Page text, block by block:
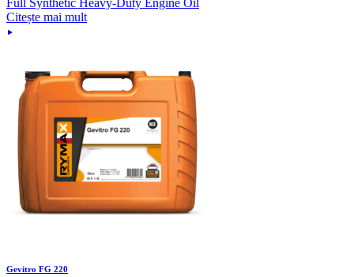
Citește mai mult
Gevitro FG 220